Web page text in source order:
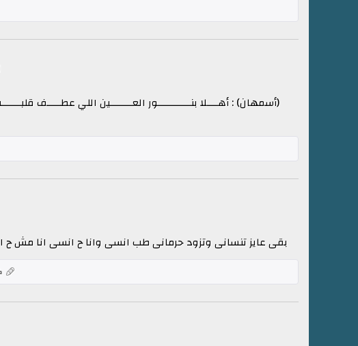
(أسمهان) : أهــــلا بنــــــــــــور العــــــــين اللي عطـــــف
بقى عايز تنسانى وتزود حرمانى طب انسى وانا ح انسى انا مش ح